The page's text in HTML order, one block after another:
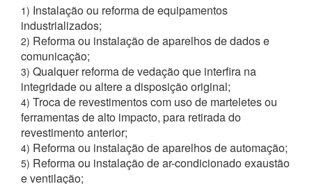
1) Instalação ou reforma de equipamentos
industrializados;
2) Reforma ou instalação de aparelhos de dados e
comunicação;
3) Qualquer reforma de vedação que interfira na
integridade ou altere a disposição original;
4) Troca de revestimentos com uso de marteletes ou
ferramentas de alto impacto, para retirada do
revestimento anterior;
4) Reforma ou instalação de aparelhos de automação;
5) Reforma ou instalação de ar-condicionado exaustão
e ventilação;